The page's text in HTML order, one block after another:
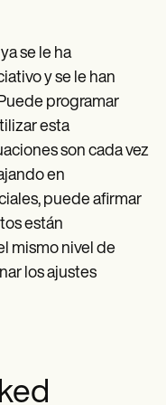
se le ha
y se le han
programar
esta
son cada vez
en
puede afirmar
están
mismo nivel de
los ajustes